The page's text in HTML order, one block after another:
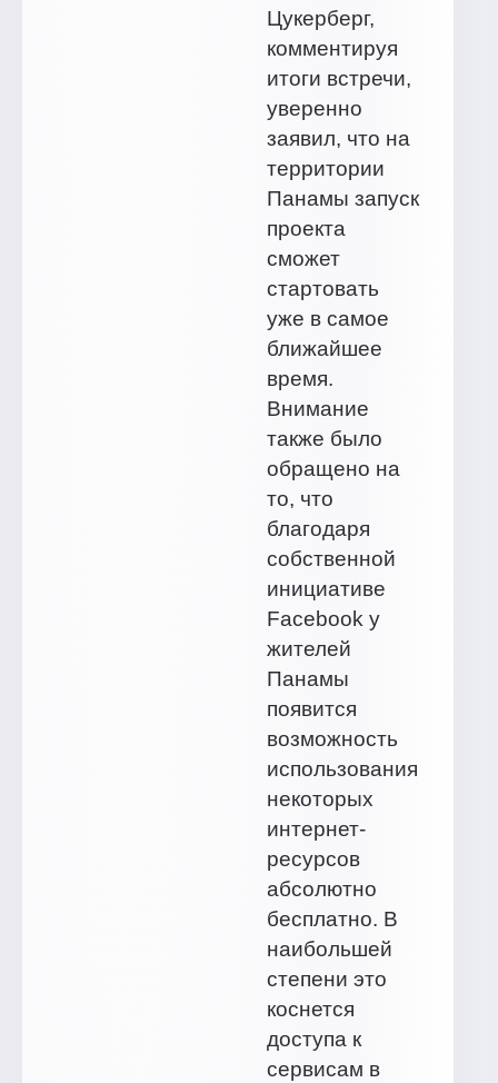
Цукерберг,
комментируя
итоги встречи,
уверенно
заявил, что на
территории
Панамы запуск
проекта
сможет
стартовать
уже в самое
ближайшее
время.
Внимание
также было
обращено на
то, что
благодаря
собственной
инициативе
Facebook у
жителей
Панамы
появится
возможность
использования
некоторых
интернет-
ресурсов
абсолютно
бесплатно. В
наибольшей
степени это
коснется
доступа к
сервисам в